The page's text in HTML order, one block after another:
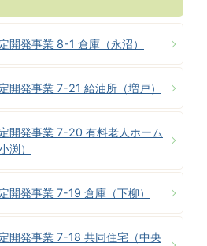
開発事業 8-1 倉庫（永沼）
開発事業 7-21 給油所（増戸）
開発事業 7-20 有料老人ホーム
渕）
開発事業 7-19 倉庫（下柳）
開発事業 7-18 共同住宅（中央